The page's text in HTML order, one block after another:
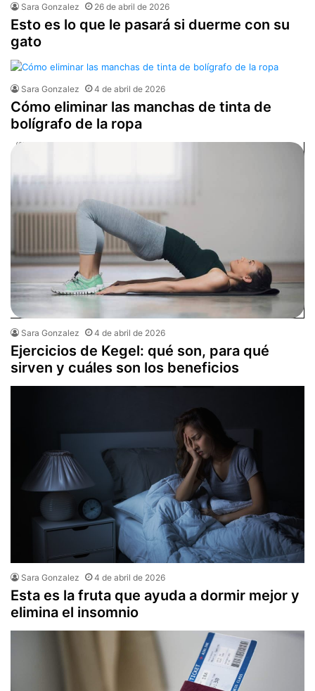
Sara Gonzalez 26 de abril de 2026
Esto es lo que le pasará si duerme con su
gato
Sara Gonzalez 4 de abril de 2026
Cómo eliminar las manchas de tinta de
bolígrafo de la ropa
Sara Gonzalez 4 de abril de 2026
Ejercicios de Kegel: qué son, para qué
sirven y cuáles son los beneficios
Sara Gonzalez 4 de abril de 2026
Esta es la fruta que ayuda a dormir mejor y
elimina el insomnio